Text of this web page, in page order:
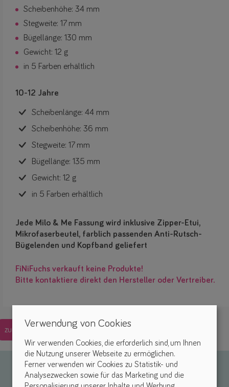
Scheibenhöhe: 34 mm
Stegweite: 17 mm
Bügellänge: 130 mm
Gewicht: 12 g
in 5 Farben erhältlich
10-12 Jahre
Scheibenlänge: 44 mm
Scheibenhöhe: 36 mm
Stegweite: 17 mm
Bügellänge: 135 mm
Gewicht: 12 g
in 5 Farben erhältlich
Jede Milo & Me Fassung wird inklusive Zipper-Etui,
Mikrofaserbeutel, farblich passenden Anti-Rutsch-
Bügelenden und Kopfband geliefert
FiNiFuchs verkauft keine Produkte!
Bitte kontaktiere direkt den Hersteller oder Vertreiber.
zurück
Verwendung von Cookies
Wir verwenden Cookies, die erforderlich sind, um Ihnen
die Nutzung unserer Webseite zu ermöglichen.
Ferner verwenden wir Cookies zu Statistik- und
Analysezwecken sowie für das Marketing und die